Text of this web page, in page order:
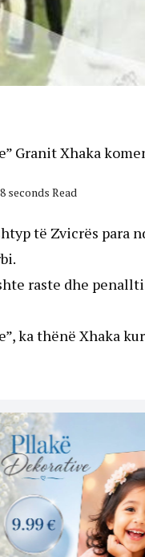
Granit Xhaka
seconds Read
të Zvicrës para
raste dhe
ka thënë Xhaka